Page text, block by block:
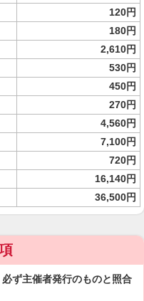
120円
180円
2,610円
530円
450円
270円
4,560円
7,100円
720円
16,140円
36,500円
ず主催者発行のものと照合